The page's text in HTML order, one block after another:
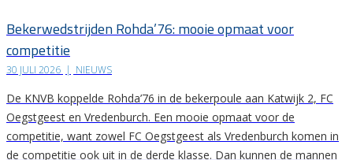
Bekerwedstrijden Rohda’76: mooie opmaat voor
competitie
30 JULI 2026 | NIEUWS
De KNVB koppelde Rohda’76 in de bekerpoule aan Katwijk 2, FC
Oegstgeest en Vredenburch. Een mooie opmaat voor de
competitie, want zowel FC Oegstgeest als Vredenburch komen in
de competitie ook uit in de derde klasse. Dan kunnen de mannen